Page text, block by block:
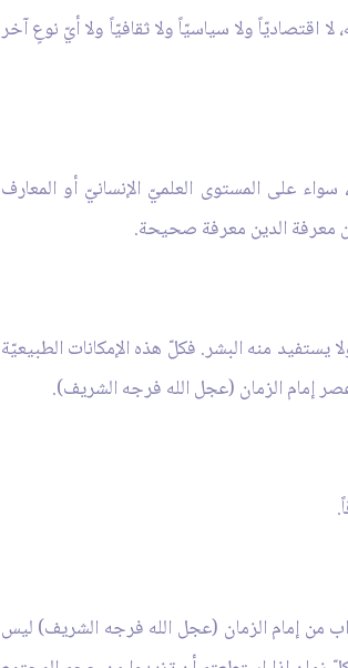
ولا سياسيّاً ولا ثقافيّاً ولا أيّ نوعٍ آخر
على المستوى العلميّ الإنسانيّ أو المعارف
من معرفة الدين معرفة صحيحة.
منه البشر. فكلّ هذه الإمكانات الطبيعيّة
إمام الزمان (عجل الله فرجه الشريف).
من إمام الزمان (عجل الله فرجه الشريف) ليس